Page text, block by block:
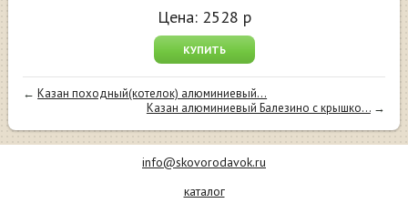
Цена: 2528 р
КУПИТЬ
←Казан походный(котелок) алюминиевый...
Казан алюминиевый Балезино с крышко...→
info@skovorodavok.ru
каталог